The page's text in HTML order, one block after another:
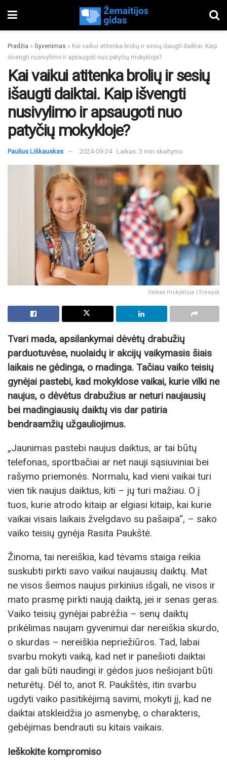
Pradžia » Gyvenimas » Kai vaikui atitenka brolių ir sesių išaugti daiktai. Kaip
išvengti nusivylimo ir apsaugoti nuo patyčių mokykloje?
Kai vaikui atitenka brolių ir sesių
išaugti daiktai. Kaip išvengti
nusivylimo ir apsaugoti nuo
patyčių mokykloje?
Paulius Liškauskas 2024-09-24 Laikas: 3 min skaitymo
Vaikas mokykloje | Freepik
Tvari mada, apsilankymai dėvėtų drabužių
parduotuvėse, nuolaidų ir akcijų vaikymasis šiais
laikais ne gėdinga, o madinga. Tačiau vaiko teisių
gynėjai pastebi, kad mokyklose vaikai, kurie vilki ne
naujus, o dėvėtus drabužius ar neturi naujausių
bei madingiausių daiktų vis dar patiria
bendraamžių užgauliojimus.
„Jaunimas pastebi naujus daiktus, ar tai būtų
telefonas, sportbačiai ar net nauji sąsiuviniai bei
rašymo priemonės. Normalu, kad vieni vaikai turi
vien tik naujus daiktus, kiti – jų turi mažiau. O į
tuos, kurie atrodo kitaip ar elgiasi kitaip, kai kurie
vaikai visais laikais žvelgdavo su pašaipa“, – sako
vaiko teisių gynėja Rasita Paukštė.
Žinoma, tai nereiškia, kad tėvams staiga reikia
suskubti pirkti savo vaikui naujausių daiktų. Mat
ne visos šeimos naujus pirkinius išgali, ne visos ir
mato prasmę pirkti naują daiktą, jei ir senas geras.
Vaiko teisių gynėjai pabrėžia – senų daiktų
prikėlimas naujam gyvenimui dar nereiškia skurdo,
o skurdas – nereiškia nepriežiūros. Tad, labai
svarbu mokyti vaiką, kad net ir panešioti daiktai
dar gali būti naudingi ir gėdos juos nešiojant būti
neturėtų. Dėl to, anot R. Paukštės, itin svarbu
ugdyti vaiko pasitikėjimą savimi, mokyti jį, kad ne
daiktai atskleidžia jo asmenybę, o charakteris,
gebėjimas bendrauti su kitais vaikais.
Ieškokite kompromiso